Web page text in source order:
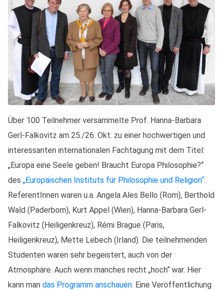
Über 100 Teilnehmer versammelte Prof. Hanna-Barbara
Gerl-Falkovitz am 25./26. Okt. zu einer hochwertigen und
interessanten internationalen Fachtagung mit dem Titel:
„Europa eine Seele geben! Braucht Europa Philosophie?“
des „Europäischen Instituts für Philosophie und Religion“.
ReferentInnen waren u.a. Angela Ales Bello (Rom), Berthold
Wald (Paderborn), Kurt Appel (Wien), Hanna-Barbara Gerl-
Falkovitz (Heiligenkreuz), Rémi Brague (Paris,
Heiligenkreuz), Mette Lebech (Irland). Die teilnehmenden
Studenten waren sehr begeistert, auch von der
Atmosphäre. Auch wenn manches recht „hoch“ war. Hier
kann man das Programm anschauen. Eine Veröffentlichung